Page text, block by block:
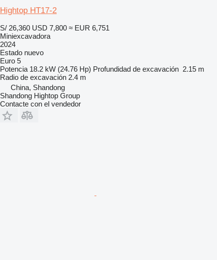
Hightop HT17-2
S/ 26,360 USD 7,800 ≈ EUR 6,751
Miniexcavadora
2024
Estado nuevo
Euro 5
Potencia 18.2 kW (24.76 Hp) Profundidad de excavación 2.15 m
Radio de excavación 2.4 m
China, Shandong
Shandong Hightop Group
Contacte con el vendedor